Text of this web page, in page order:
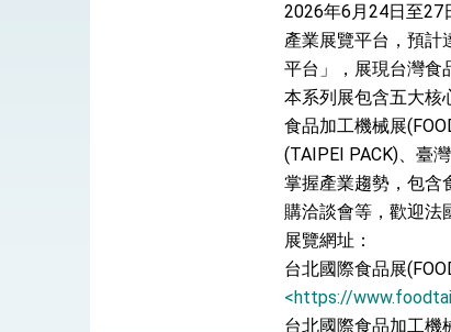
總統農曆春節談話
台美貿易協議完成簽署達成6大目
臺美簽署「對等貿易協定」確立對
總統接受「法新社」（AFP）專訪內
外交部長林佳龍於《外交事務》撰
總統主持「台美經濟繁榮夥伴對
外交部長林佳龍接受印尼「時代雜
2026年6月24日至27
產業展覽平台，預計
平台」，展現台灣食
本系列展包含五大核
食品加工機械展
(TAIPEI PACK)、臺
掌握產業趨勢，包含
購洽談會等，歡迎法
展覽網址：
台北國際食品展
<https://
台北國際食品加工機